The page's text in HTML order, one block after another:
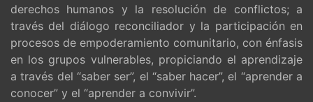
derechos humanos y la resolución de conflictos; a
través del diálogo reconciliador y la participación en
procesos de empoderamiento comunitario, con énfasis
en los grupos vulnerables, propiciando el aprendizaje
a través del “saber ser”, el “saber hacer”, el “aprender a
conocer” y el “aprender a convivir”.